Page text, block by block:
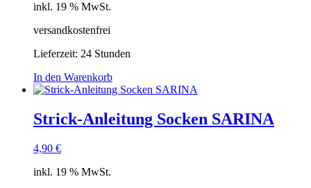
inkl. 19 % MwSt.
versandkostenfrei
Lieferzeit: 24 Stunden
In den Warenkorb
Strick-Anleitung Socken SARINA
4,90 €
inkl. 19 % MwSt.